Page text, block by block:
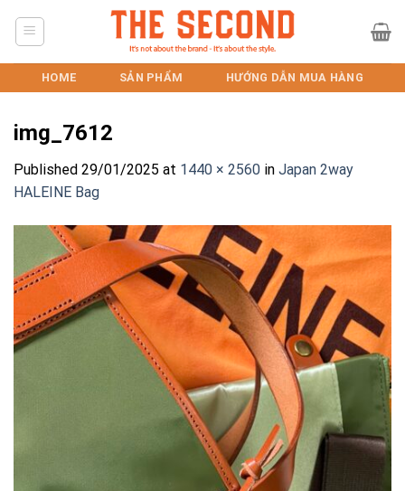
HOME SẢN PHẨM HƯỚNG DẪN MUA HÀNG
img_7612
Published 29/01/2025 at 1440 × 2560 in Japan 2way
HALEINE Bag